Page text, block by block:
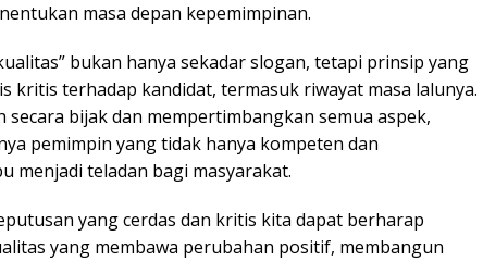
masa depan kepemimpinan.
bukan hanya sekadar slogan, tetapi prinsip yang
kritis terhadap kandidat, termasuk riwayat masa lalunya.
bijak dan mempertimbangkan semua aspek,
pemimpin yang tidak hanya kompeten dan
menjadi teladan bagi masyarakat.
yang cerdas dan kritis kita dapat berharap
yang membawa perubahan positif, membangun